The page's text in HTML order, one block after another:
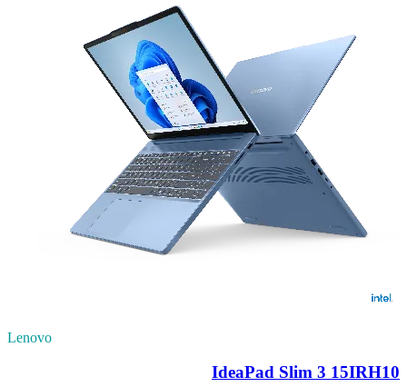
Lenovo
IdeaPad Slim 3 15IRH10